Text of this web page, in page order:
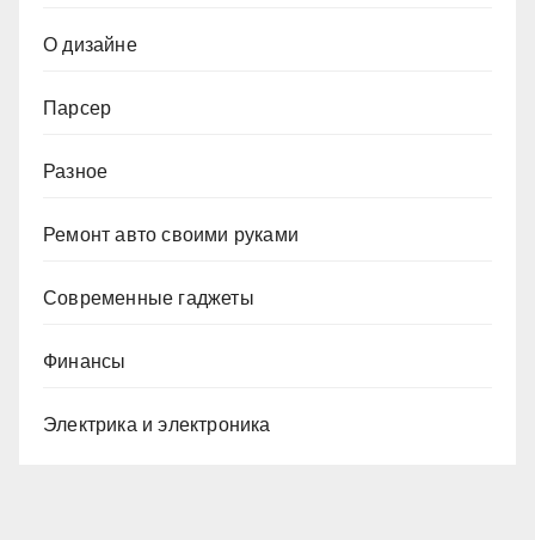
О дизайне
Парсер
Разное
Ремонт авто своими руками
Современные гаджеты
Финансы
Электрика и электроника